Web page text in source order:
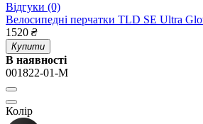
Відгуки (0)
Велосипедні перчатки TLD SE Ultra
1520 ₴
Купити
В наявності
001822-01-M
Колір